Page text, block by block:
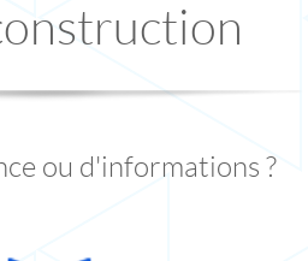
ou d'informations ?